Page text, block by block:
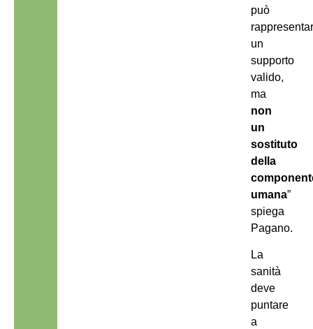
può
un
supporto
valido,
ma
non
un
sostituto
della
umana”
spiega
Pagano.
La
sanità
deve
puntare
a